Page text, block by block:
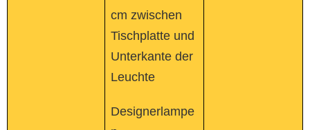
cm zwischen
Tischplatte und
Unterkante der
Leuchte
Designerlampe